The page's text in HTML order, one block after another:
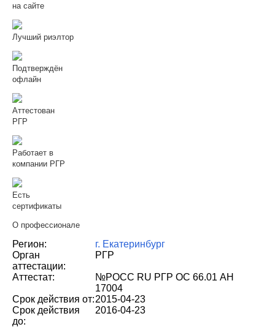
на сайте
Лучший риэлтор
Подтверждён
офлайн
Аттестован
РГР
Работает в
компании РГР
Есть
сертификаты
О профессионале
Регион:
г. Екатеринбург
Орган
аттестации:
РГР
Аттестат:
№РОСС RU РГР ОС 66.01 АН
17004
Срок действия от:2015-04-23
Срок действия
до:
2016-04-23